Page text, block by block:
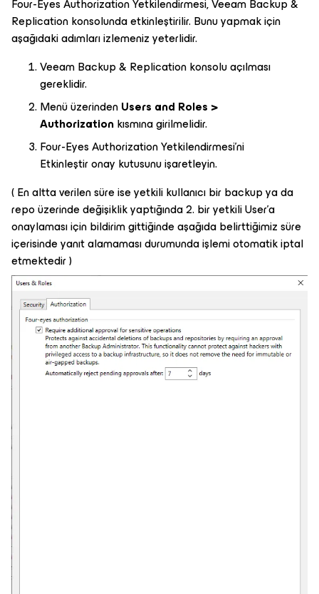
Four-Eyes Authorization Yetkilendirmesi, Veeam Backup &
Replication konsolunda etkinleştirilir. Bunu yapmak için
aşağıdaki adımları izlemeniz yeterlidir.
Veeam Backup & Replication konsolu açılması
gereklidir.
Menü üzerindenUsers and Roles >
Authorizationkısmına girilmelidir.
Four-Eyes Authorization Yetkilendirmesi’ni
Etkinleştir onay kutusunu işaretleyin.
( En altta verilen süre ise yetkili kullanıcı bir backup ya da
repo üzerinde değişiklik yaptığında 2. bir yetkili User’a
onaylaması için bildirim gittiğinde aşağıda belirttiğimiz süre
içerisinde yanıt alamaması durumunda işlemi otomatik iptal
etmektedir )